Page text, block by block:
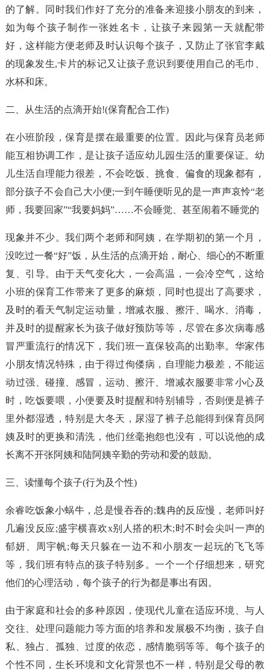
的了解。同时我们作好了充分的准备来迎接小朋友的到来，
如为每个孩子制作一张姓名卡，让孩子来园第一天就配带
好，这样能方便老师及时认识每个孩子，又防止了张官李戴
的现象发生,卡片的标记又让孩子意识到要使用自己的毛巾、
水杯和床。
二、从生活的点滴开始!(保育配合工作)
在小班阶段，保育是摆在最重要的位置。因此与保育员老师
能互相协调工作，是让孩子适应幼儿园生活的重要保证。幼
儿生活自理能力很差，不会吃饭、挑食、偏食的现象都有，
部分孩子不会自己大小便;一到午睡便听见的是一声声哀怜“老
师，我要回家”“我要妈妈”……不会睡觉、甚至闹着不睡觉的
现象并不少。我们两个老师和阿姨，在学期初的第一个月，
没吃过一餐“好”饭，从生活的点滴开始，耐心、细心的不断重
复、引导。由于天气变化大，一会高温，一会冷空气，这给
小班的保育工作带来了更多的麻烦，同时也提出了高要求，
及时的看天气制定运动量，增减衣服、擦汗、喝水、消毒，
并及时的提醒家长为孩子做好预防等等，尽管在多次病毒感
冒严重流行的情况下，我们班一直保较高的出勤率。华家伟
小朋友情况特殊，由于得过佝偻病，自理能力极差，不能运
动过强、碰撞、感冒，运动、擦汗、增减衣服要非常小心及
时，吃饭要喂，小便要及时提醒和特别辅导，否则便是裤子
里外都湿透，特别是大冬天，尿湿了裤子总能得到保育员阿
姨及时的更换和清洗，他们丝毫抱怨也没有，可以说他的成
长离不开张阿姨和陆阿姨辛勤的劳动和爱的鼓励。
三、读懂每个孩子(行为及个性)
余睿吃饭象小蜗牛，总是慢吞吞的;魏冉的反应慢，老师叫好
几遍没反应;盛宇横喜欢x别人搭的积木;时不时会尖叫一声的
郁妍、周宇帆;每天只躲在一边不和小朋友一起玩的飞飞等
等，我们班有特点的孩子特别多。一个一个仔细想来，研究
他们的心理活动，每个孩子的行为都是事出有因。
由于家庭和社会的多种原因，使现代儿童在适应环境、与人
交往、处理问题能力等方面的培养和发展极不均衡，孩子自
私、独占、孤独、过度的依恋，感情脆弱等等。每个孩子的
个性不同，生长环境和文化背景也不一样，特别是父母的教